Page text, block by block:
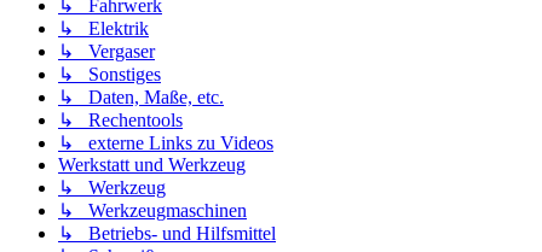
↳ Fahrwerk
↳ Elektrik
↳ Vergaser
↳ Sonstiges
↳ Daten, Maße, etc.
↳ Rechentools
↳ externe Links zu Videos
Werkstatt und Werkzeug
↳ Werkzeug
↳ Werkzeugmaschinen
↳ Betriebs- und Hilfsmittel